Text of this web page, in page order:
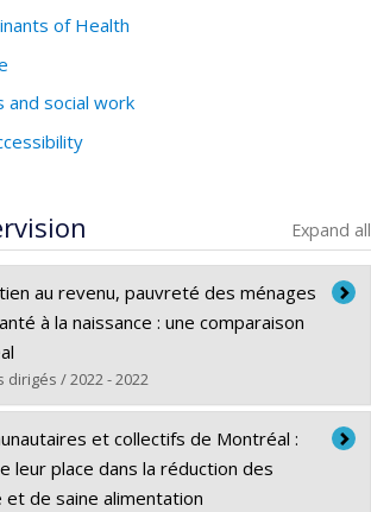
of Health
and social work
Expand all
au revenu, pauvreté des ménages
à la naissance : une comparaison
/ 2022 - 2022
Mouctar
et collectifs de Montréal :
leur place dans la réduction des
de saine alimentation